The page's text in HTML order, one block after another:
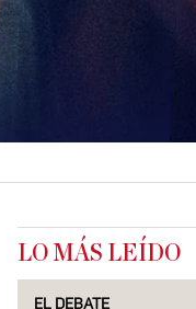
LO MÁS LEÍDO
EL DEBATE